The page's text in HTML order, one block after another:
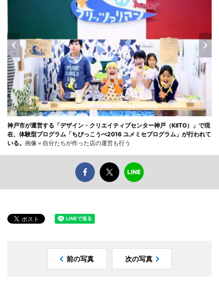
神戸市が運営する「デザイン・クリエイティブセンター神戸（KIITO）」で現
在、体験型プログラム「ちびっこうべ2016 ユメミセプログラム」が行われて
いる。 画像＝自分たちが作った店の運営も行う
前の写真 次の写真